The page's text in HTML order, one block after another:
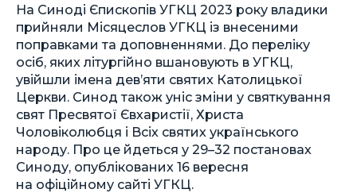
На Синоді Єпископів УГКЦ 2023 року владики
прийняли Місяцеслов УГКЦ із внесеними
поправками та доповненнями. До переліку
осіб, яких літургійно вшановують в УГКЦ,
увійшли імена девʼяти святих Католицької
Церкви. Синод також уніс зміни у святкування
свят Пресвятої Євхаристії, Христа
Чоловіколюбця і Всіх святих українського
народу. Про це йдеться у 29–32 постановах
Синоду, опублікованих 16 вересня
на офіційному сайті УГКЦ.